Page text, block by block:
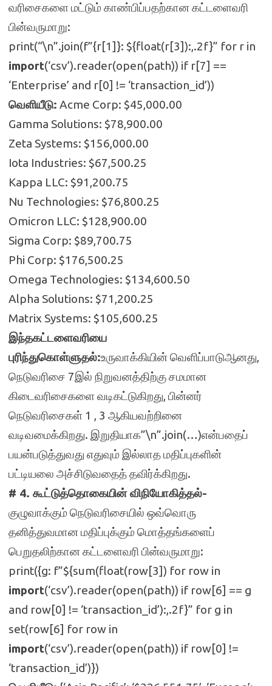
வரிசைகளை மட்டும் காண்பிப்பதற்கான கட்டளைவரி
பின்வருமாறு:
print(“\n”.join(f”{r[1]}: ${float(r[3]):,.2f}” for r in
import(‘csv’).reader(open(path)) if r[7] ==
‘Enterprise’ and r[0] != ‘transaction_id’))
வெளியீடு: Acme Corp: $45,000.00
Gamma Solutions: $78,900.00
Zeta Systems: $156,000.00
Iota Industries: $67,500.25
Kappa LLC: $91,200.75
Nu Technologies: $76,800.25
Omicron LLC: $128,900.00
Sigma Corp: $89,700.75
Phi Corp: $176,500.25
Omega Technologies: $134,600.50
Alpha Solutions: $71,200.25
Matrix Systems: $105,600.25
இந்தகட்டளைவரியை
புரிந்துகொள்ளுதல்:உருவாக்கியின் வெளிப்பாடுஆனது,
நெடுவரிசை 7இல் நிறுவனத்திற்கு சமமான
கிடைவரிசைகளை வடிகட்டுகிறது, பின்னர்
நெடுவரிசைகள் 1 , 3 ஆகியவற்றினை
வடிவமைக்கிறது. இறுதியாக”\n”.join(…)என்பதைப்
பயன்படுத்துவது எதுவும் இல்லாத மதிப்புகளின்
பட்டியலை அச்சிடுவதைத் தவிர்க்கிறது.
# 4. கூட்டுத்தொகையின் விநியோகித்தல்-
குழுவாக்கும் நெடுவரிசையில் ஒவ்வொரு
தனித்துவமான மதிப்புக்கும் மொத்தங்களைப்
பெறுதலிற்கான கட்டளைவரி பின்வருமாறு:
print({g: f”${sum(float(row[3]) for row in
import(‘csv’).reader(open(path)) if row[6] == g
and row[0] != ‘transaction_id’):,.2f}” for g in
set(row[6] for row in
import(‘csv’).reader(open(path)) if row[0] !=
‘transaction_id’)})